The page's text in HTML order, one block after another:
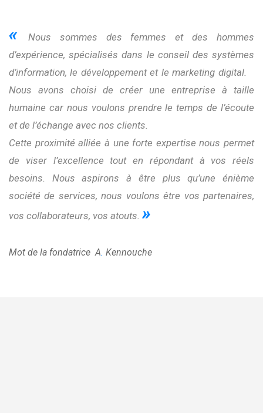
«
Nous sommes des femmes et des hommes
d’expérience, spécialisés dans le conseil des systèmes
d’information, le développement et le marketing digital.
Nous avons choisi de créer une entreprise à taille
humaine car nous voulons prendre le temps de l’écoute
et de l’échange avec nos clients.
Cette proximité alliée à une forte expertise nous permet
de viser l’excellence tout en répondant à vos réels
besoins. Nous aspirons à être plus qu’une énième
société de services, nous voulons être vos partenaires,
vos collaborateurs, vos atouts. »
Mot de la fondatrice A. Kennouche